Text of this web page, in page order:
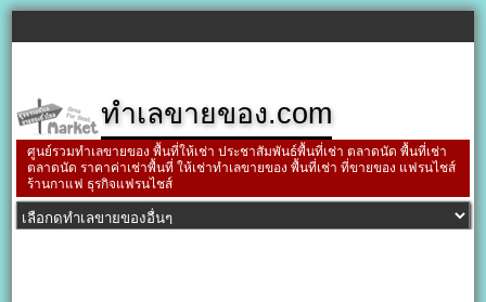
ทำเลขายของ.com
ศูนย์รวมทำเลขายของ พื้นที่ให้เช่า ประชาสัมพันธ์พื้นที่เช่า ตลาดนัด พื้นที่เช่า
ตลาดนัด ราคาค่าเช่าพื้นที่ ให้เช่าทำเลขายของ พื้นที่เช่า ที่ขายของ แฟรนไชส์
ร้านกาแฟ ธุรกิจแฟรนไชส์